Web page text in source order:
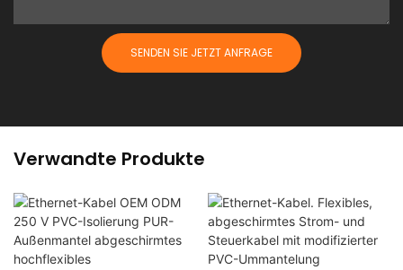
SENDEN SIE JETZT ANFRAGE
Verwandte Produkte